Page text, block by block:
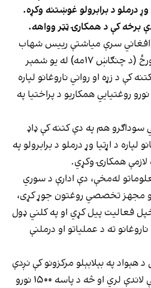
وړ درملو د برابرولو غوښتنه وکړه.
برخه کې د همکارۍ ټټر وواهه.
د افغاني سرې میاشتې رييس شهاب‌
الدین دلاور د چهارشنبې په ورځ (د چنګاښ ۱۷مه) له یو شمېر
کې د زړه او رواني ناروغانو لپاره
نورو روغتیايي همکاریو د پراختیا په
سوداګرو هم په دې کتنه کې ډاډ
د اړتیا وړ درملو د برابرولو په
همکارۍ وکړي.
له‌مخې، دې ادارې د سوري
یو مجهز تخصصي روغتون جوړ کړی،
فعالیت پیل کړي او په کلني ډول
سوري زړه ناروغانو ته د عملیاتو او درملنې
په بېلابېلو مرکزونو کې نږدې
۱۵۰۰ رواني ناروغان تر درملنې لاندې لري او څه د پاسه ۱۵۰۰ نورو